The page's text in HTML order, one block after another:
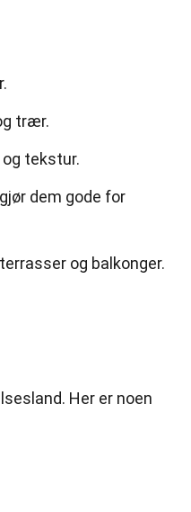
trær.
tekstur.
dem gode for
og balkonger.
Her er noen